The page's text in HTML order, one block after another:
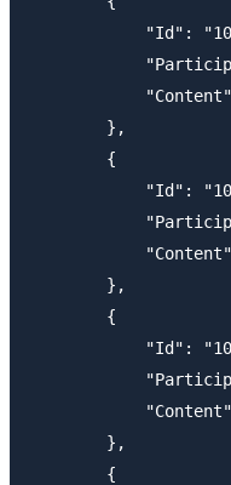
"Id":
        },
        {
"Id":
        },
        {
"Id":
        },
        {